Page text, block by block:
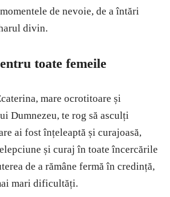
de nevoie, de a întări
divin.
toate femeile
mare ocrotitoare și
Dumnezeu, te rog să asculți
ai fost înțeleaptă și curajoasă,
și curaj în toate încercările
de a rămâne fermă în credință,
mari dificultăți.